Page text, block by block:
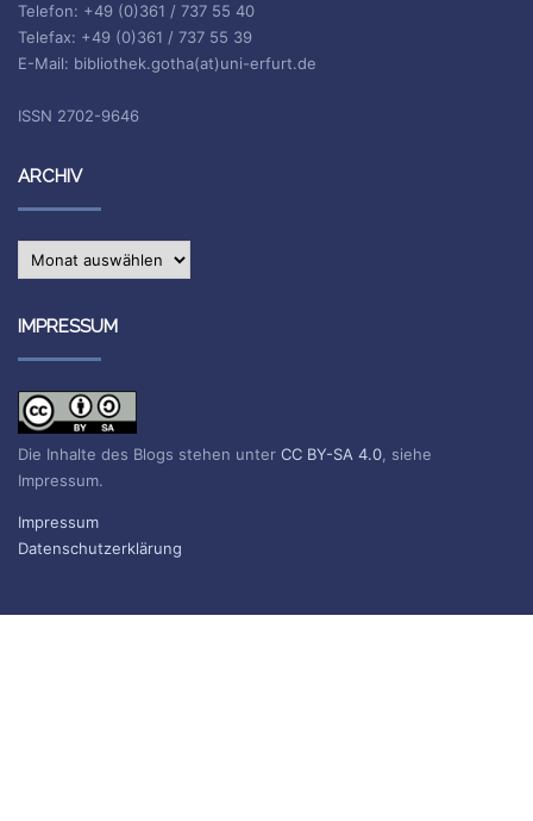
Telefon: +49 (0)361 / 737 55 40
Telefax: +49 (0)361 / 737 55 39
E-Mail: bibliothek.gotha(at)uni-erfurt.de
ISSN 2702-9646
ARCHIV
Archiv
IMPRESSUM
Die Inhalte des Blogs stehen unter CC BY-SA 4.0 , siehe
Impressum.
Impressum
Datenschutzerklärung